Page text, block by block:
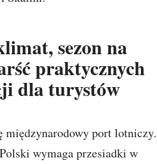
sezon na
praktycznych
dla turystów
międzynarodowy port lotniczy.
wymaga przesiadki w